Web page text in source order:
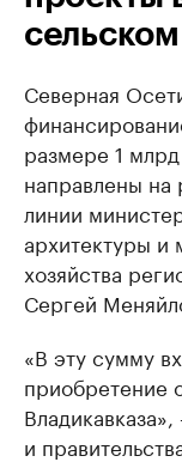
Северная
размере 1
направлены
линии
архитектуры и
хозяйства
Сергей
«В эту сумму
приобретение
и